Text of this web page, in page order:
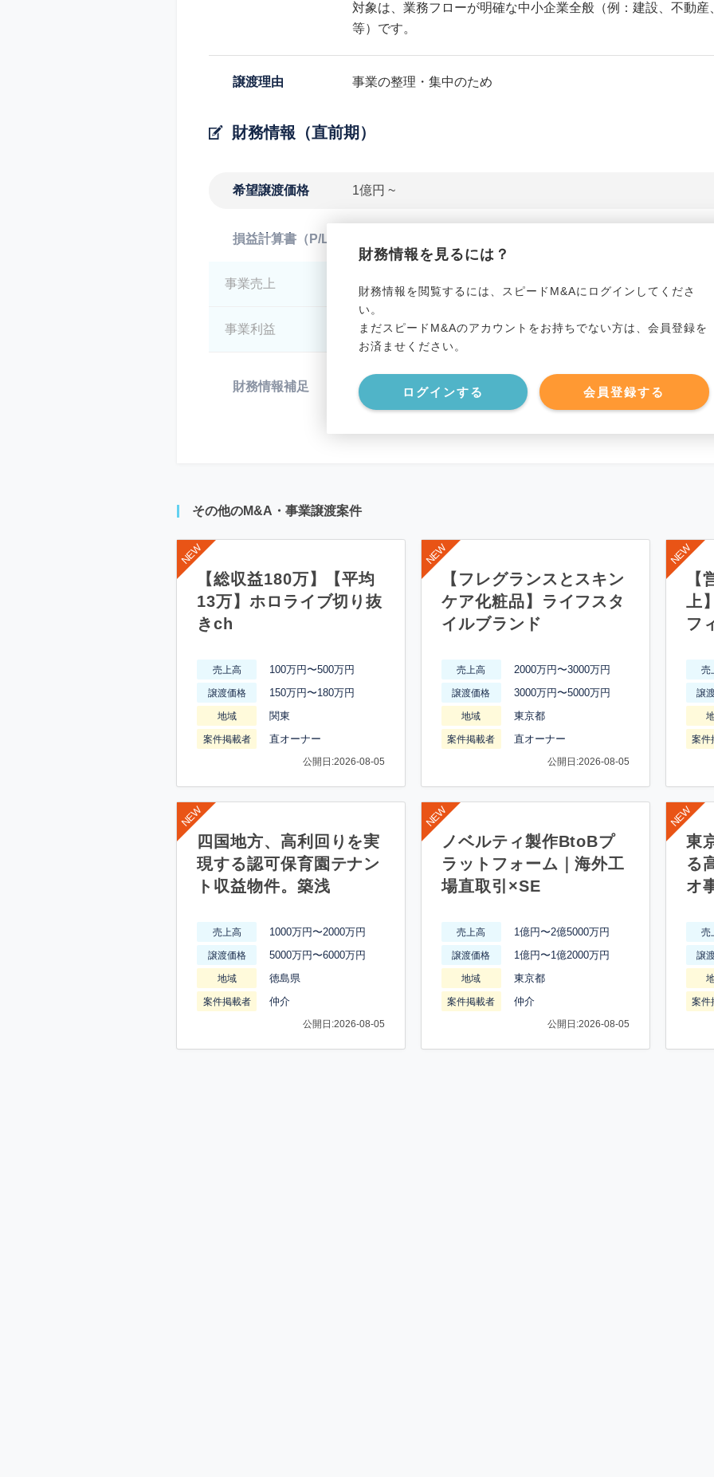
対象は、業務フローが明確な中小企業全般（例：建設、不動産
等）です。
譲渡理由 事業の整理・集中のため
財務情報（直前期）
希望譲渡価格 1億円 ~
財務情報を見るには？
財務情報を閲覧するには、スピードM&Aにログインしてくださ
い。
まだスピードM&Aのアカウントをお持ちでない方は、会員登録を
お済ませください。
ログインする 会員登録する
損益計算書（P/L）
事業売上 ********************
事業利益 ********************
事業資産
事業負債
財務情報補足 ********************
その他のM&A・事業譲渡案件
【総収益180万】【平均
13万】ホロライブ切り抜
きch
売上高 100万円〜500万円
譲渡価格 150万円〜180万円
地域 関東
案件掲載者 直オーナー
公開日:2026-08-05
【フレグランスとスキン
ケア化粧品】ライフスタ
イルブランド
売上高 2000万円〜3000万円
譲渡価格 3000万円〜5000万円
地域 東京都
案件掲載者 直オーナー
公開日:2026-08-05
【
上
フ
売
譲
案件
四国地方、高利回りを実
現する認可保育園テナン
ト収益物件。築浅
売上高 1000万円〜2000万円
譲渡価格 5000万円〜6000万円
地域 徳島県
案件掲載者 仲介
公開日:2026-08-05
ノベルティ製作BtoBプ
ラットフォーム｜海外工
場直取引×SE
売上高 1億円〜2億5000万円
譲渡価格 1億円〜1億2000万円
地域 東京都
案件掲載者 仲介
公開日:2026-08-05
東
る
オ
売
譲
案件